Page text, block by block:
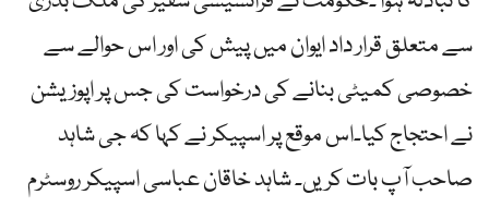
سے متعلق قرار داد ایوان میں پیش کی اور اس حوالے سے
خصوصی کمیٹی بنانے کی درخواست کی جس پر اپوزیشن
نے احتجاج کیا۔اس موقع پر اسپیکر نے کہا کہ جی شاہد
صاحب آپ بات کریں۔ شاہد خاقان عباسی اسپیکر روسٹرم